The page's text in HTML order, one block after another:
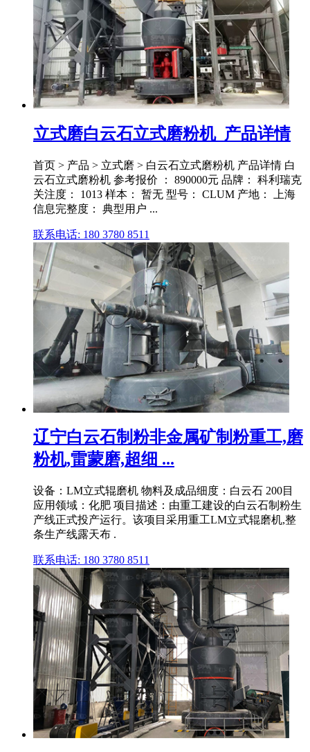
立式磨白云石立式磨粉机_产品详情
首页 > 产品 > 立式磨 > 白云石立式磨粉机 产品详情 白
云石立式磨粉机 参考报价 ： 890000元 品牌： 科利瑞克
关注度： 1013 样本： 暂无 型号： CLUM 产地： 上海
信息完整度： 典型用户 ...
联系电话: 180 3780 8511
辽宁白云石制粉非金属矿制粉重工,磨
粉机,雷蒙磨,超细 ...
设备：LM立式辊磨机 物料及成品细度：白云石 200目
应用领域：化肥 项目描述：由重工建设的白云石制粉生
产线正式投产运行。该项目采用重工LM立式辊磨机,整
条生产线露天布 .
联系电话: 180 3780 8511